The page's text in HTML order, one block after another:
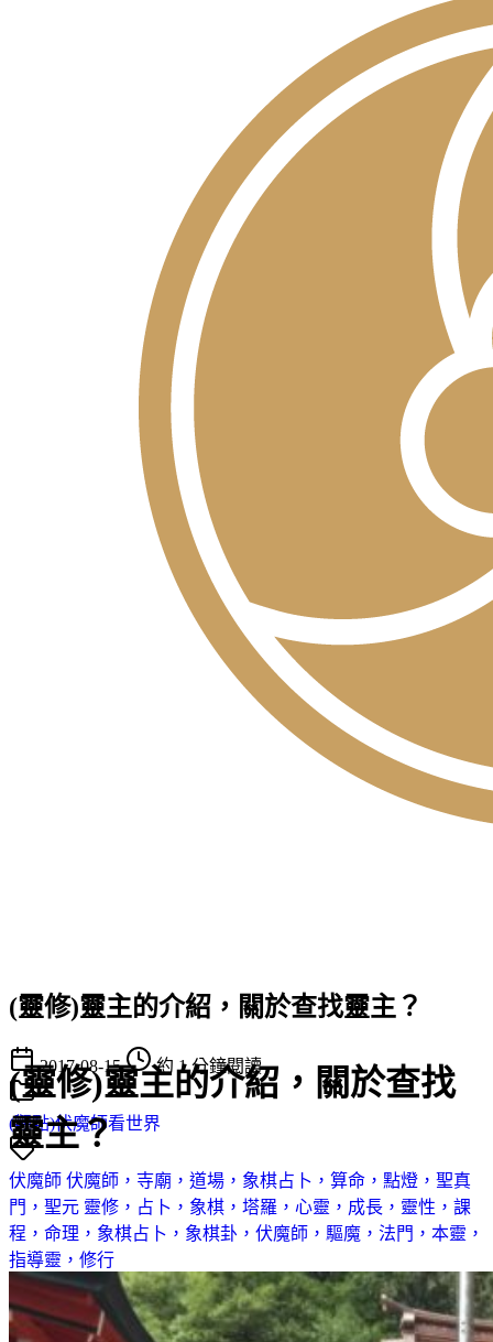
(靈修)靈主的介紹，關於查找
靈主？
(靈修)靈主的介紹，關於查找靈主？
2017-08-15 約 1 分鐘閱讀
(觀點)伏魔師看世界
伏魔師 伏魔師，寺廟，道場，象棋占卜，算命，點燈，聖真
門，聖元 靈修，占卜，象棋，塔羅，心靈，成長，靈性，課
程，命理，象棋占卜，象棋卦，伏魔師，驅魔，法門，本靈，
指導靈，修行